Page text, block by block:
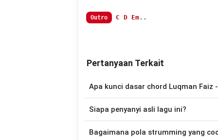
Outro C D Em ..
Pertanyaan Terkait
Apa kunci dasar chord Luqman Faiz
disederhanakan sehingga lebih mudah
memainkan lagu ini.
Siapa penyanyi asli lagu ini?
tersedia versi chord
Bagaimana pola strumming yang